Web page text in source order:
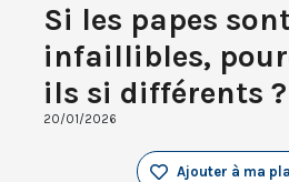
Si les papes
infaillibles,
ils si différents ?
20/01/2026
Ajouter à ma